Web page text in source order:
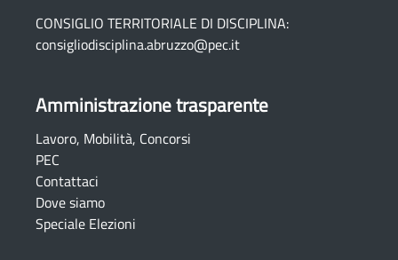
CONSIGLIO TERRITORIALE DI DISCIPLINA:
consigliodisciplina.abruzzo@pec.it
Amministrazione trasparente
Lavoro, Mobilità, Concorsi
PEC
Contattaci
Dove siamo
Speciale Elezioni